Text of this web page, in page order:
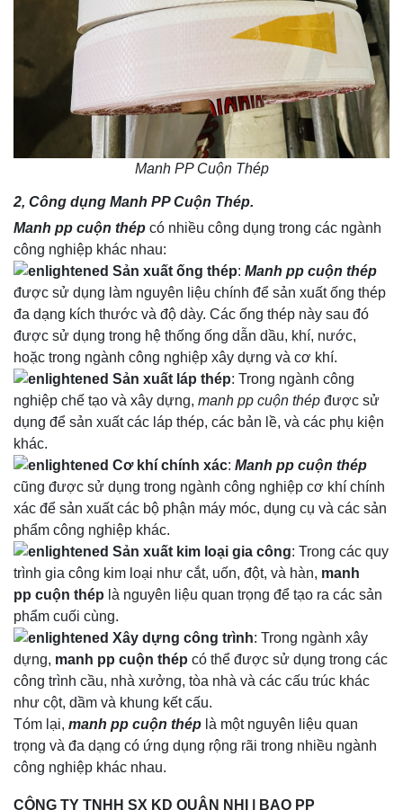
Manh PP Cuộn Thép
2, Công dụng Manh PP Cuộn Thép.
Manh pp cuộn thép có nhiều công dụng trong các ngành
công nghiệp khác nhau:
Sản xuất ống thép: Manh pp cuộn thép
được sử dụng làm nguyên liệu chính để sản xuất ống thép
đa dạng kích thước và độ dày. Các ống thép này sau đó
được sử dụng trong hệ thống ống dẫn dầu, khí, nước,
hoặc trong ngành công nghiệp xây dựng và cơ khí.
Sản xuất láp thép: Trong ngành công
nghiệp chế tạo và xây dựng, manh pp cuộn thép được sử
dụng để sản xuất các láp thép, các bản lề, và các phụ kiện
khác.
Cơ khí chính xác: Manh pp cuộn thép
cũng được sử dụng trong ngành công nghiệp cơ khí chính
xác để sản xuất các bộ phận máy móc, dụng cụ và các sản
phẩm công nghiệp khác.
Sản xuất kim loại gia công: Trong các quy
trình gia công kim loại như cắt, uốn, đột, và hàn, manh
pp cuộn thép là nguyên liệu quan trọng để tạo ra các sản
phẩm cuối cùng.
Xây dựng công trình: Trong ngành xây
dựng, manh pp cuộn thép có thể được sử dụng trong các
công trình cầu, nhà xưởng, tòa nhà và các cấu trúc khác
như cột, dầm và khung kết cấu.
Tóm lại, manh pp cuộn thép là một nguyên liệu quan
trọng và đa dạng có ứng dụng rộng rãi trong nhiều ngành
công nghiệp khác nhau.
CÔNG TY TNHH SX KD QUÂN NHI BAO PP